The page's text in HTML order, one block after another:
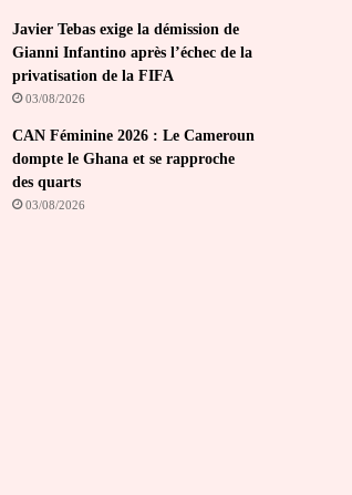
Javier Tebas exige la démission de
Gianni Infantino après l’échec de la
privatisation de la FIFA
03/08/2026
CAN Féminine 2026 : Le Cameroun
dompte le Ghana et se rapproche
des quarts
03/08/2026